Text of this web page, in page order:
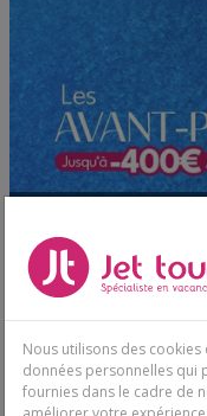
le monde
Et bénéficiez de jusqu'à -
Nous utilisons des
données personnelles qui
fournies dans le cadre de